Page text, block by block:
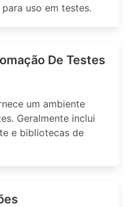
uso em testes.
De Testes
um ambiente
Geralmente inclui
e bibliotecas de